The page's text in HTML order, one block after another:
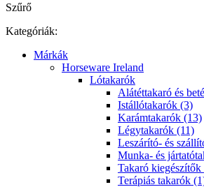
Szűrő
Kategóriák:
Márkák
Horseware Ireland
Lótakarók
Alátéttakaró és
Istállótakarók (3)
Karámtakarók (13)
Légytakarók (11)
Leszárító- és
Munka- és
Takaró kiegészítők
Terápiás takarók